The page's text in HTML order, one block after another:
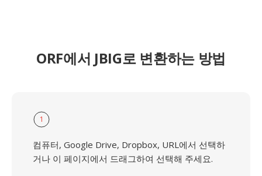
ORF에서 JBIG로 변환하는 방법
1
컴퓨터, Google Drive, Dropbox, URL에서 선택하
거나 이 페이지에서 드래그하여 선택해 주세요.